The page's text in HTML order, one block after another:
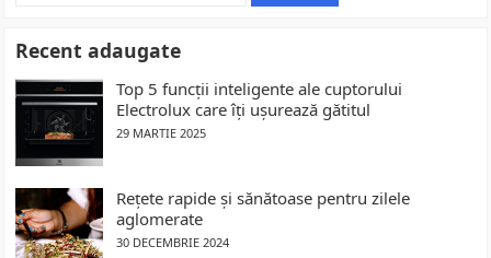
Recent adaugate
Top 5 funcții inteligente ale cuptorului
Electrolux care îți ușurează gătitul
29 MARTIE 2025
Rețete rapide și sănătoase pentru zilele
aglomerate
30 DECEMBRIE 2024